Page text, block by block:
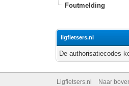
Foutmelding
ligfietsers.nl
De authorisatiecodes
Ligfietsers.nl Naar